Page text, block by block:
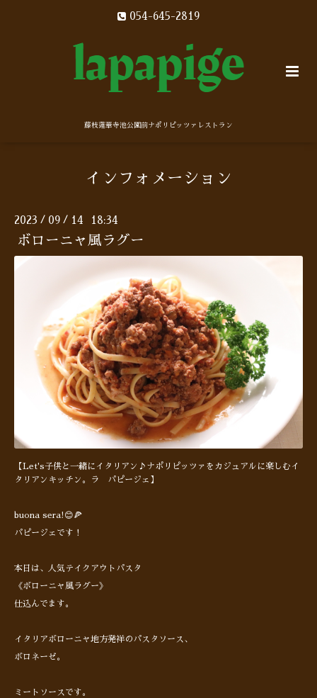
054-645-2819
藤枝蓮華寺池公園前ナポリピッツァレストラン
インフォメーション
2023 / 09 / 14 18:34
ボローニャ風ラグー
【Let's子供と一緒にイタリアン♪ナポリピッツァをカジュアルに楽しむイ
タリアンキッチン。ラ パピージェ】
buona sera!😊🍕
パピージェです！
本日は、人気テイクアウトパスタ
《ボローニャ風ラグー》
仕込んでます。
イタリアボローニャ地方発祥のパスタソース、
ボロネーゼ。
ミートソースです。